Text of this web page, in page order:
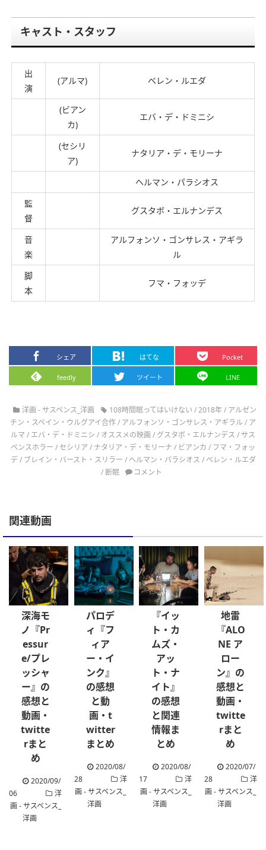
キャスト・スタッフ
出
演
(アルマ) ベレン・ルエダ
(ビアン
カ)
エバ・デ・ドミニシ
(セシリ
ア)
ナタリア・デ・モリーナ
ヘルマン・パラシオス
監
督
グスタボ・エルナンデス
音
楽
アルフォンソ・ゴンサレス・アギラ
ル
脚
本
フマ・フォッデ
シェア はてな Pocket
feedly ツイート LINE
洋画 - サスペンス_洋画 108時間眠ってはいけない /2018年/ アルゼン
チン・スペイン・ウルグアイ合作/ アルフォンソ・ゴンサレス・アギラル / ア
ルマ / エバ・デ・ドミニシ / オススメの映画/ グスタボ・エルナンデス / サス
ペンスホラー / セシリア / ナタリア・デ・モリーナ / ビアンカ / フマ・フォッ
デ/ ブレイン・バースト・スリラー / ヘルマン・パラシオス / ベレン・ルエダ
/ 断眠 コメント
関連動画
深海モ
ノ『Pr
essur
e/プレ
ッシャ
ー』の
感想と
動画・
twitte
rまと
め
2020/09/
06
洋
画 - サスペンス_
洋画
パロデ
ィ『フ
ィア
ー・イ
ンク』
の感想
と動
画・t
witter
まとめ
2020/08/
28
洋
画 - サスペンス_
洋画
『イッ
ト・カ
ムズ・
アッ
ト・ナ
イト』
の感想
と関連
情報ま
とめ
2020/08/
17
洋
画 - サスペンス_
洋画
地雷
『ALO
NE ア
ロー
ン』の
感想と
動画・
twitte
rまと
め
2020/07/
28
洋
画 - サスペンス_
洋画